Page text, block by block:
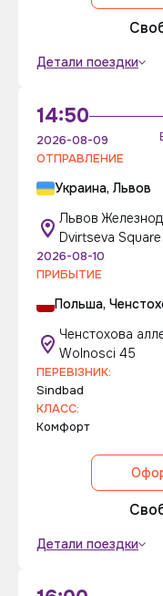
Детали поездки
14:50
2026-08-09
ОТПРАВЛЕНИЕ
Украина, Львов
Львов
Dvirtseva Square
2026-08-10
ПРИБЫТИЕ
Польша,
Ченстохова
Wolnosci 45
ПЕРЕВІЗНИК:
Sindbad
КЛАСС:
Комфорт
Детали поездки